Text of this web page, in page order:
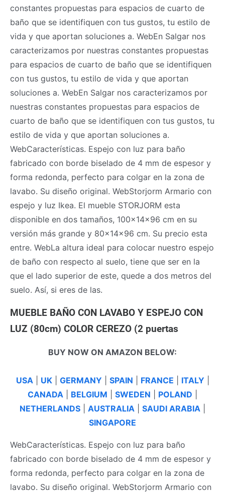
constantes propuestas para espacios de cuarto de
baño que se identifiquen con tus gustos, tu estilo de
vida y que aportan soluciones a. WebEn Salgar nos
caracterizamos por nuestras constantes propuestas
para espacios de cuarto de baño que se identifiquen
con tus gustos, tu estilo de vida y que aportan
soluciones a. WebEn Salgar nos caracterizamos por
nuestras constantes propuestas para espacios de
cuarto de baño que se identifiquen con tus gustos, tu
estilo de vida y que aportan soluciones a.
WebCaracterísticas. Espejo con luz para baño
fabricado con borde biselado de 4 mm de espesor y
forma redonda, perfecto para colgar en la zona de
lavabo. Su diseño original. WebStorjorm Armario con
espejo y luz Ikea. El mueble STORJORM esta
disponible en dos tamaños, 100x14x96 cm en su
versión más grande y 80x14x96 cm. Su precio esta
entre. WebLa altura ideal para colocar nuestro espejo
de baño con respecto al suelo, tiene que ser en la
que el lado superior de este, quede a dos metros del
suelo. Así, si eres de las.
MUEBLE BAÑO CON LAVABO Y ESPEJO CON
LUZ (80cm) COLOR CEREZO (2 puertas
BUY NOW ON AMAZON BELOW:
USA UK| GERMANY SPAIN FRANCE ITALY
CANADA
BELGIUM SWEDEN POLAND
NETHERLANDS
AUSTRALIA SAUDI ARABIA
SINGAPORE
WebCaracterísticas. Espejo con luz para baño
fabricado con borde biselado de 4 mm de espesor y
forma redonda, perfecto para colgar en la zona de
lavabo. Su diseño original. WebStorjorm Armario con